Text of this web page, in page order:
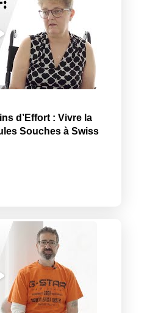
d’Effort : Vivre la
Souches à Swiss